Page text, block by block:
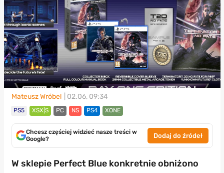
Mateusz Wróbel | 02.06, 09:34
PS5 XSX|S PC NS PS4 XONE
Chcesz częściej widzieć nasze treści w
Google?
Dodaj do źródeł
W sklepie Perfect Blue konkretnie obniżono